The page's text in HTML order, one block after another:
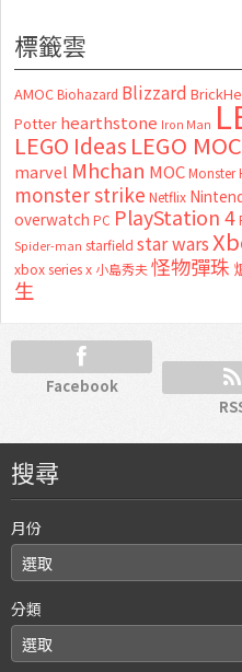
標籤雲
AMOC Biohazard Blizzard
Potter hearthstone Iron Man
LEGO Ideas LEGO MOC
marvel Mhchan MOC Monster
monster strike Netflix
overwatch PC PlayStation 4
Spider-man starfield star wars
xbox series x 小島秀夫怪物彈珠
生
Facebook
搜尋
月份
分類